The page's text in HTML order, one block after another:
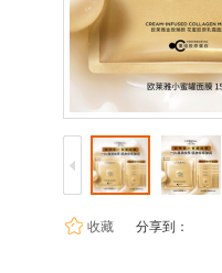
收藏 分享到：